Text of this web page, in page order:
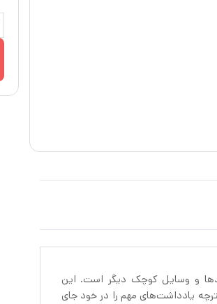
و وسایل کوچک دیگر است. این
یادداشت‌های مهم را در خود جای